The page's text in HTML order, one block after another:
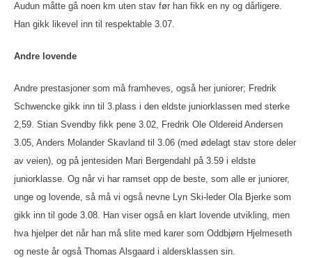
Audun måtte gå noen km uten stav før han fikk en ny og dårligere.
Han gikk likevel inn til respektable 3.07.
Andre lovende
Andre prestasjoner som må framheves, også her juniorer; Fredrik
Schwencke gikk inn til 3.plass i den eldste juniorklassen med sterke
2,59. Stian Svendby fikk pene 3.02, Fredrik Ole Oldereid Andersen
3.05, Anders Molander Skavland til 3.06 (med ødelagt stav store deler
av veien), og på jentesiden Mari Bergendahl på 3.59 i eldste
juniorklasse. Og når vi har ramset opp de beste, som alle er juniorer,
unge og lovende, så må vi også nevne Lyn Ski-leder Ola Bjerke som
gikk inn til gode 3.08. Han viser også en klart lovende utvikling, men
hva hjelper det når han må slite med karer som Oddbjørn Hjelmeseth
og neste år også Thomas Alsgaard i aldersklassen sin.